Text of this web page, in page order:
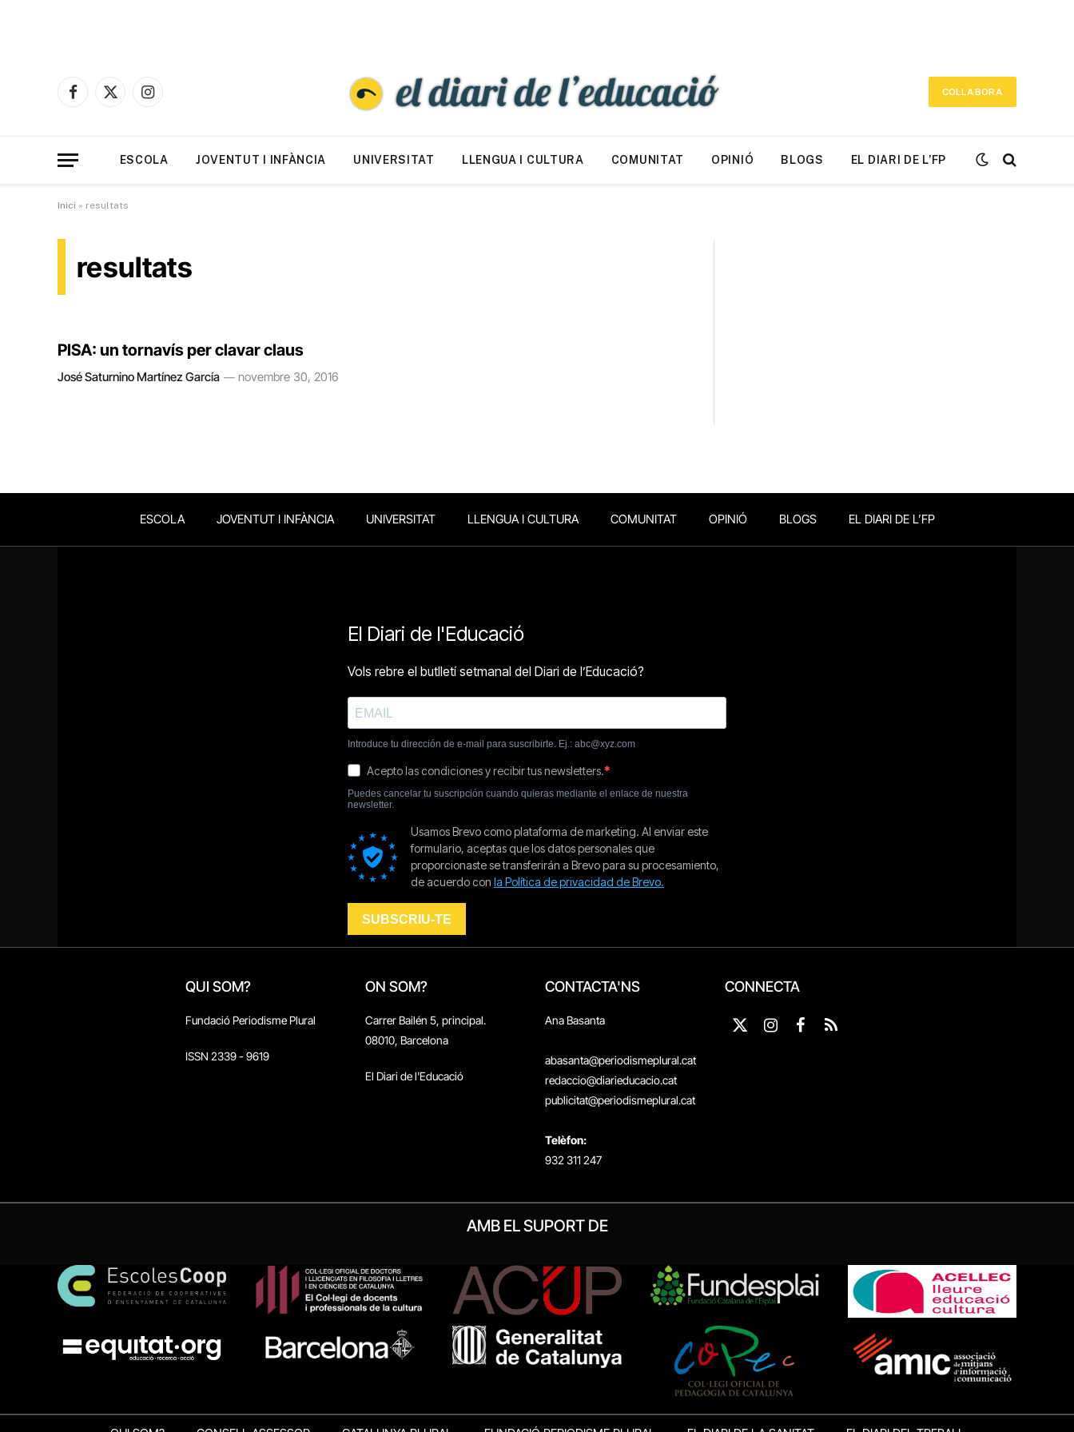
Facebook
X
Instagram
COL·LABORA
ESCOLA JOVENTUT I INFÀNCIA UNIVERSITAT LLENGUA I CULTURA COMUNITAT OPINIÓ BLOGS EL DIARI DE L’FP
Inici » resultats
resultats
PISA: un tornavís per clavar claus
José Saturnino Martínez García novembre 30, 2016
ESCOLA JOVENTUT I INFÀNCIA UNIVERSITAT LLENGUA I CULTURA COMUNITAT OPINIÓ BLOGS EL DIARI DE L’FP
QUI SOM?
Fundació Periodisme Plural
ISSN 2339 - 9619
ON SOM?
Carrer Bailén 5, principal.
08010, Barcelona
El Diari de l'Educació
CONTACTA'NS
Ana Basanta
abasanta@periodismeplural.cat
redaccio@diarieducacio.cat
publicitat@periodismeplural.cat
Telèfon:
932 311 247
CONNECTA
X
Instagram
Facebook
RSS
AMB EL SUPORT DE